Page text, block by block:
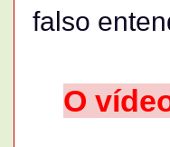
falso
O